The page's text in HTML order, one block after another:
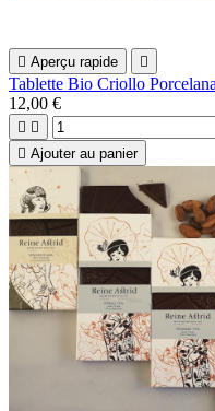
 Aperçu rapide 
Tablette Bio Criollo
12,00 €
 
 Ajouter au panier